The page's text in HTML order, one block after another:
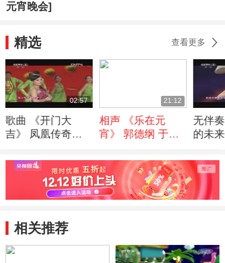
元宵晚会]
精选 查看更多
02:57
歌曲 《开门大
吉》 凤凰传奇
21:12
相声 《乐在元
宵》 郭德纲 于谦
无伴
的未
[2013
相关推荐